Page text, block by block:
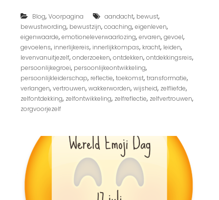
r
o
u
b
e
s
g
v
Blog, Voorpagina aandacht, bewust,
bewustwording, bewustzijn, coaching, eigenleven,
eigenwaarde, emotioneleverwaarlozing, ervaren, gevoel,
gevoelens, innerlijkereis, innerlijkkompas, kracht, leiden,
levenvanuitjezelf, onderzoeken, ontdekken, ontdekkingsreis,
persoonlijkegroei, persoonlijkeontwikkeling,
persoonlijkleiderschap, reflectie, toekomst, transformatie,
verlangen, vertrouwen, wakkerworden, wijsheid, zelfliefde,
zelfontdekking, zelfontwikkeling, zelfreflectie, zelfvertrouwen,
zorgvoorjezelf